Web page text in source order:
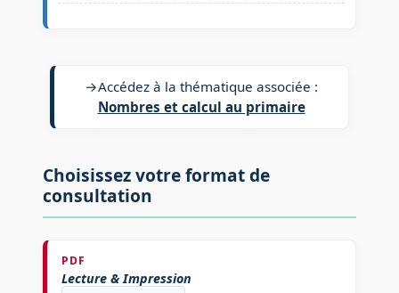
→Accédez à la thématique associée :
Nombres et calcul au primaire
Choisissez votre format de
consultation
PDF
Lecture & Impression